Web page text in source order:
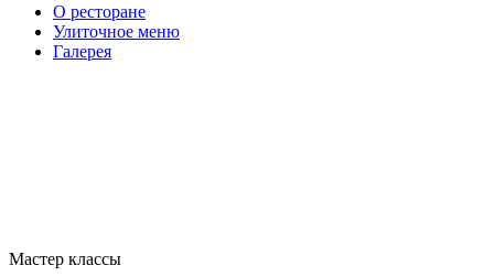
О ресторане
Улиточное меню
Галерея
Мастер классы